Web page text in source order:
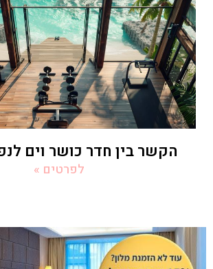
הקשר בין חדר כושר וים
לפרטים »